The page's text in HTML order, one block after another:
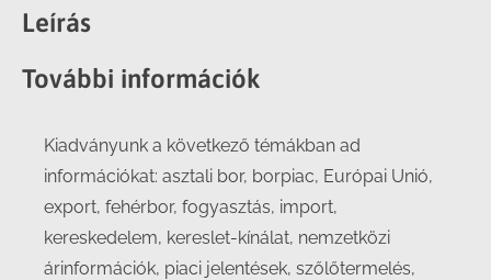
Facebook
X
Leírás
További információk
Kiadványunk a következő témákban ad
információkat: asztali bor, borpiac, Európai Unió,
export, fehérbor, fogyasztás, import,
kereskedelem, kereslet-kínálat, nemzetközi
árinformációk, piaci jelentések, szőlőtermelés,